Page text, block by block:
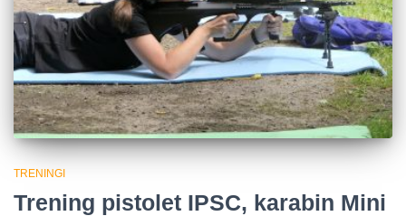
TRENINGI
Trening pistolet IPSC, karabin Mini